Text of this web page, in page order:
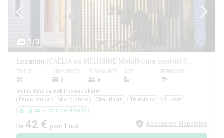
1/3
Location (CAELIA ou MELUSINE Mobilhome confort 31m2 2chambres 31m2)
TAILLE CHAMBRES
2
PERSONNES
4
SDB TERRASSE
Inclus dans ce mobil-home / chalet
Eau chaude Micro-onde Chauffage Télévision
Auvent
+ plus de détails
De 42 € pour 1 nuit Assurance disponible